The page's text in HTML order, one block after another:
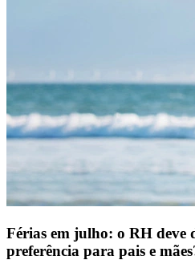
Férias em julho: o RH deve
preferência para pais e